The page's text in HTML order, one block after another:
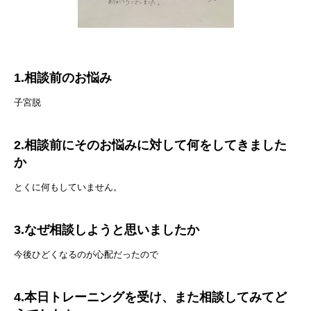
1.相談前のお悩み
子宮脱
2.相談前にそのお悩みに対して何をしてきました
か
とくに何もしていません。
3.なぜ相談しようと思いましたか
今後ひどくなるのが心配だったので
4.本日トレーニングを受け、また相談してみてど